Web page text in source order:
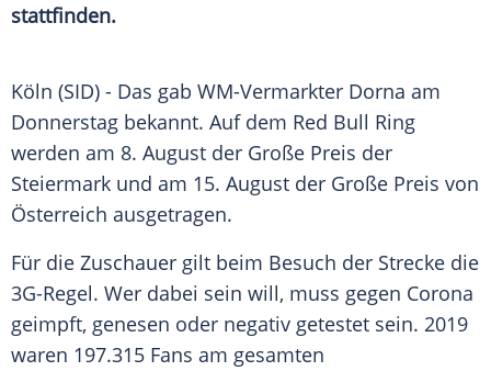
stattfinden.
Köln (SID) - Das gab WM-Vermarkter Dorna am
Donnerstag bekannt. Auf dem Red Bull Ring
werden am 8. August der Große Preis der
Steiermark und am 15. August der Große Preis von
Österreich ausgetragen.
Für die Zuschauer gilt beim Besuch der Strecke die
3G-Regel. Wer dabei sein will, muss gegen Corona
geimpft, genesen oder negativ getestet sein. 2019
waren 197.315 Fans am gesamten